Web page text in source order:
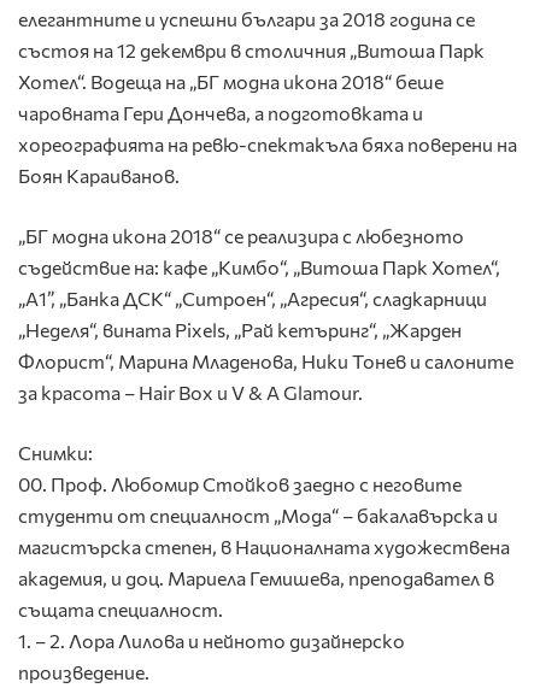
елегантните и успешни българи за 2018 година се
състоя на 12 декември в столичния „Витоша Парк
Хотел“. Водеща на „БГ модна икона 2018“ беше
чаровната Гери Дончева, а подготовката и
хореографията на ревю-спектакъла бяха поверени на
Боян Караиванов.
„БГ модна икона 2018“ се реализира с любезното
съдействие на: кафе „Кимбо“, „Витоша Парк Хотел“,
„A1”, „Банка ДСК“ „Ситроен“, „Агресия“, сладкарници
„Неделя“, вината Pixels, „Рай кетъринг“, „Жарден
Флорист“, Марина Младенова, Ники Тонев и салоните
за красота – Hair Box и V & A Glamour.
Снимки:
00. Проф. Любомир Стойков заедно с неговите
студенти от специалност „Мода“ – бакалавърска и
магистърска степен, в Националната художествена
академия, и доц. Мариела Гемишева, преподавател в
същата специалност.
1. – 2. Лора Лилова и нейното дизайнерско
произведение.